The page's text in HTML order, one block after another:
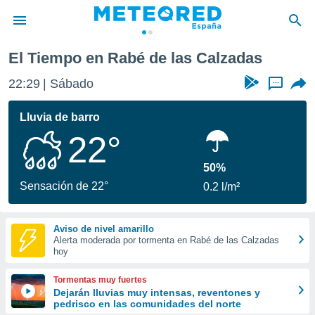
de
por
se
calidad.
a este
las
y
forma
digital
basada
El Tiempo en Rabé de las Calzadas
22:29 Sábado ...
Lluvia de barro
22°
Sensación de 22°
50%
0.2 l/m²
Aviso de nivel amarillo
Alerta moderada por tormenta en Rabé de las Calzadas
hoy
Tormentas muy fuertes
Dejarán lluvias muy intensas, reventones y
pedrisco en las comunidades del norte